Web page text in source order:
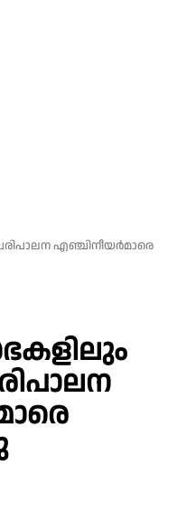
എഞ്ചിനീയര്‍മാരെ